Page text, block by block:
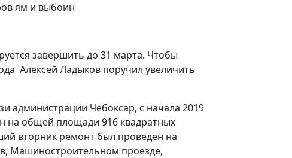
ям и выбоин
завершить до 31 марта. Чтобы
Алексей Ладыков поручил увеличить
администрации Чебоксар, с начала 2019
на общей площади 916 квадратных
вторник ремонт был проведен на
Машиностроительном проезде,